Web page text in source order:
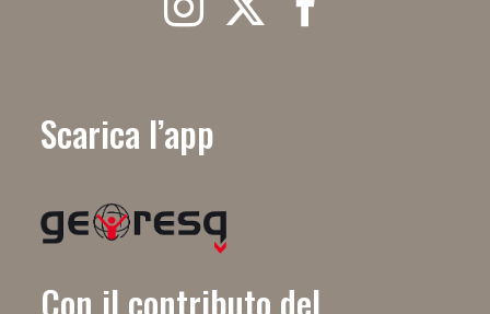
Scarica l’app
Con il contributo del